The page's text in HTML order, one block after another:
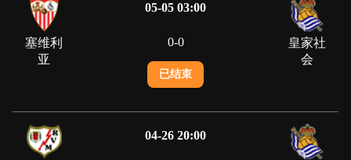
05-05 03:00
塞维利
亚
0-0
皇家社
会
已结束
04-26 20:00